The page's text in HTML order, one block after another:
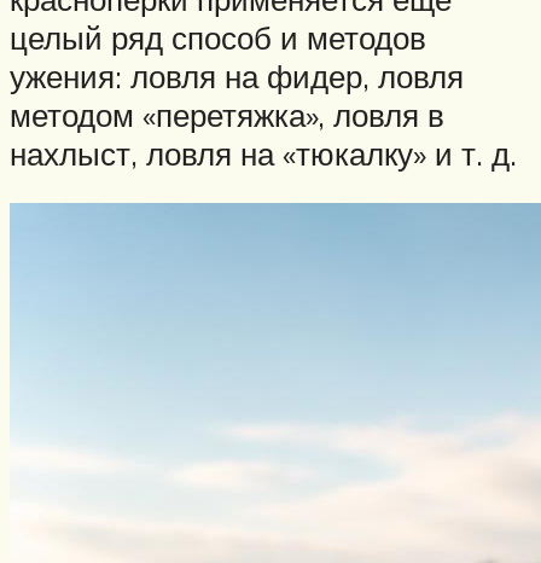
целый ряд способ и методов
ужения: ловля на фидер, ловля
методом «перетяжка», ловля в
нахлыст, ловля на «тюкалку» и т. д.